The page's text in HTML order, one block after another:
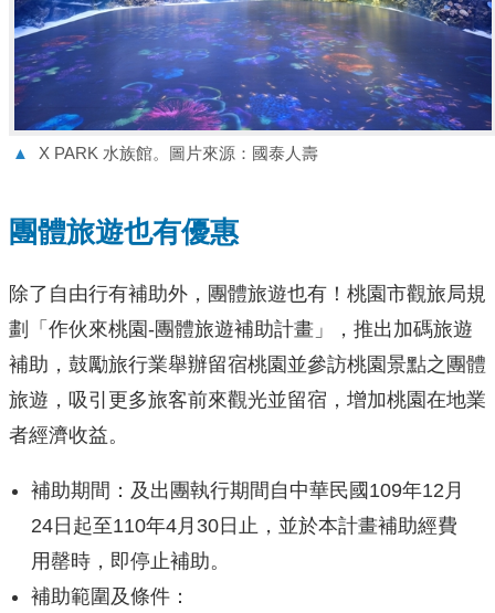
▲ X PARK 水族館。圖片來源：國泰人壽
團體旅遊也有優惠
除了自由行有補助外，團體旅遊也有！桃園市觀旅局規
劃「作伙來桃園-團體旅遊補助計畫」，推出加碼旅遊
補助，鼓勵旅行業舉辦留宿桃園並參訪桃園景點之團體
旅遊，吸引更多旅客前來觀光並留宿，增加桃園在地業
者經濟收益。
補助期間：及出團執行期間自中華民國109年12月
24日起至110年4月30日止，並於本計畫補助經費
用罄時，即停止補助。
補助範圍及條件：